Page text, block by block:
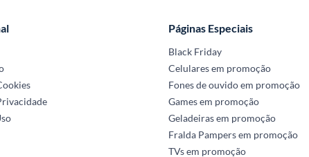
Páginas Especiais
Black Friday
Celulares em promoção
Fones de ouvido em promoção
Games em promoção
Geladeiras em promoção
Fralda Pampers em promoção
TVs em promoção